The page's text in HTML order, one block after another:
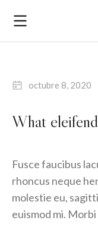
octubre 8, 2020
What
Fusce faucibus
rhoncus neque
molestie eu,
euismod mi.